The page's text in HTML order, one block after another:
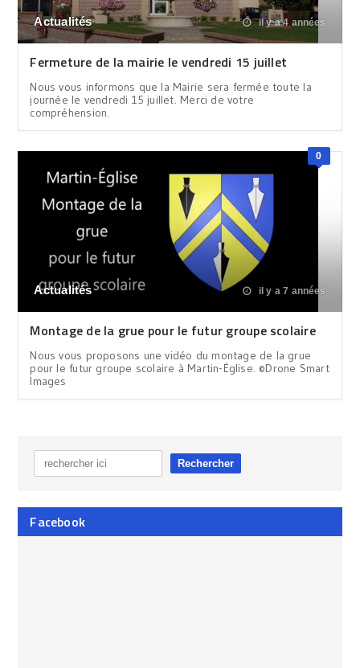
Actualités il y a 4 années
Fermeture de la mairie le vendredi 15 juillet
Nous vous informons que la Mairie sera fermée toute la
journée le vendredi 15 juillet. Merci de votre
compréhension.
0
Actualités il y a 7 années
Montage de la grue pour le futur groupe scolaire
Nous vous proposons une vidéo du montage de la grue
pour le futur groupe scolaire à Martin-Église. ©Drone Smart
Images
Facebook